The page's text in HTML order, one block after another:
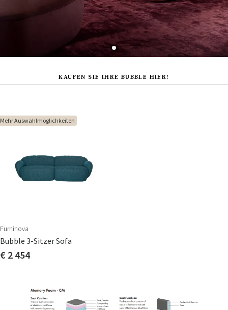
KAUFEN SIE IHRE BUBBLE HIER!
Mehr Auswahlmöglichkeiten
Furninova
Bubble 3-Sitzer Sofa
€ 2 454